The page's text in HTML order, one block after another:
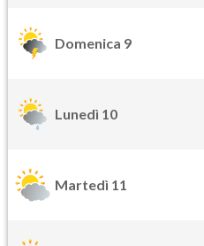
Domenica 9
Lunedì 10
Martedì 11